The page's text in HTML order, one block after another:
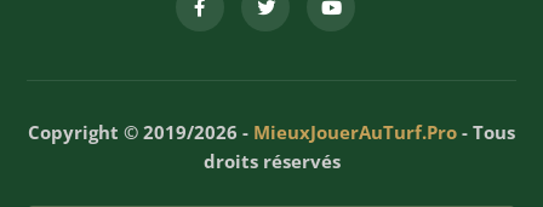
Copyright © 2019/2026 - MieuxJouerAuTurf.Pro - Tous
droits réservés